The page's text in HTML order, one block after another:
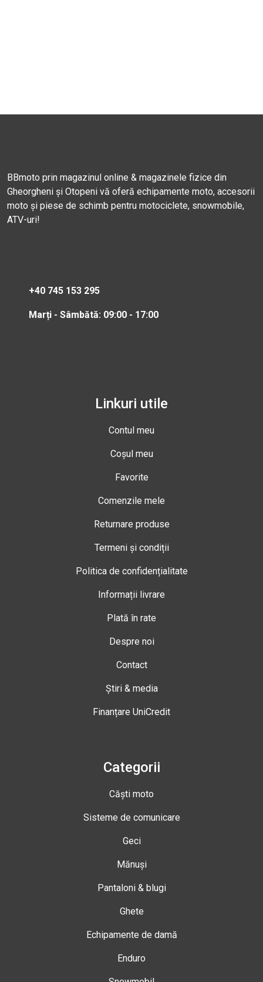
BBmoto prin magazinul online & magazinele fizice din
Gheorgheni și Otopeni vă oferă echipamente moto, accesorii
moto și piese de schimb pentru motociclete, snowmobile,
ATV-uri!
+40 745 153 295
Marți - Sâmbătă: 09:00 - 17:00
Linkuri utile
Contul meu
Coșul meu
Favorite
Comenzile mele
Returnare produse
Termeni și condiții
Politica de confidențialitate
Informații livrare
Plată în rate
Despre noi
Contact
Știri & media
Finanțare UniCredit
Categorii
Căști moto
Sisteme de comunicare
Geci
Mănuși
Pantaloni & blugi
Ghete
Echipamente de damă
Enduro